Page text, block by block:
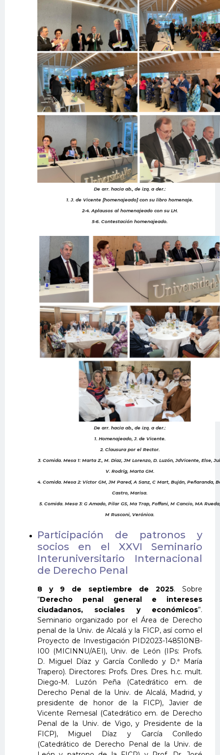
De arr. hacia ab., de izq. a der.:
1. J. de Vicente [homenajeado] con su libro homenaje.
2-4. Aplausos al homenajeado con su LH.
5-6. Contestación homenajeado.
De arr. hacia ab., de izq. a der.:
1. Homenajeado, J. de Vicente.
2. Clausura por el Rector.
3. Comida. Mesa 1: Marta Z., M. Díaz, JM Lorenzo, D. Luzón, JdVicente, Else,
V. Rodríg, Marta GM.
4. Comida. Mesa 2: Víctor GM, JM Pared, A Sanz, C Mart, Buján, Peñaranda,
Castro, Marisa.
5. Comida. Mesa 3: G Amado, Pilar GS, Ma Trap, Foffani, M Cancio, MA Rueda,
M Rusconi, Verónica.
Participación de patronos y
socios en el XXVI Seminario
Interuniversitario Internacional
de Derecho Penal
8 y 9 de septiembre de 2025. Sobre
“Derecho penal general e intereses
ciudadanos, sociales y económicos”.
Seminario organizado por el Área de Derecho
penal de la Univ. de Alcalá y la FICP, así como el
Proyecto de Investigación PID2023-148510NB-
I00 (MICINNU/AEI), Univ. de León (IPs: Profs.
D. Miguel Díaz y García Conlledo y D.ª María
Trapero). Directores: Profs. Dres. Dres. h.c. mult.
Diego-M. Luzón Peña (Catedrático em. de
Derecho Penal de la Univ. de Alcalá, Madrid, y
presidente de honor de la FICP), Javier de
Vicente Remesal (Catedrático em. de Derecho
Penal de la Univ. de Vigo, y Presidente de la
FICP), Miguel Díaz y García Conlledo
(Catedrático de Derecho Penal de la Univ. de